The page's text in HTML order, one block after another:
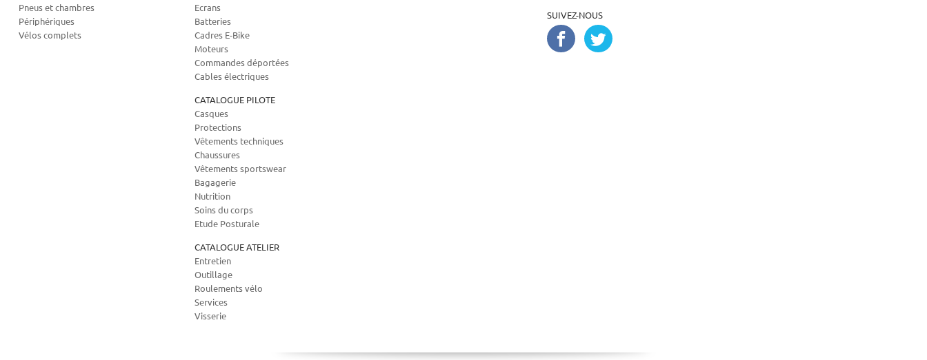
Pneus et chambres
Périphériques
Vélos complets
Ecrans
Batteries
Cadres E-Bike
Moteurs
Commandes déportées
Cables électriques
CATALOGUE PILOTE
Casques
Protections
Vêtements techniques
Chaussures
Vêtements sportswear
Bagagerie
Nutrition
Soins du corps
Etude Posturale
CATALOGUE ATELIER
Entretien
Outillage
Roulements vélo
Services
Visserie
SUIVEZ-NOUS